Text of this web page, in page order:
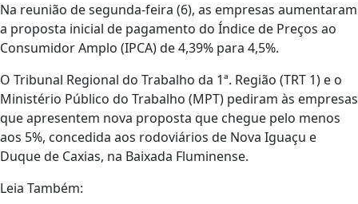
Na reunião de segunda-feira (6), as empresas aumentaram
a proposta inicial de pagamento do Índice de Preços ao
Consumidor Amplo (IPCA) de 4,39% para 4,5%.
O Tribunal Regional do Trabalho da 1ª. Região (TRT 1) e o
Ministério Público do Trabalho (MPT) pediram às empresas
que apresentem nova proposta que chegue pelo menos
aos 5%, concedida aos rodoviários de Nova Iguaçu e
Duque de Caxias, na Baixada Fluminense.
Leia Também: